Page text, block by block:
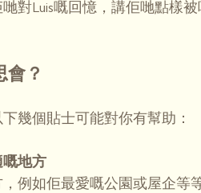
對Luis嘅回憶，講佢哋點樣
會？
幾個貼士可能對你有幫助：
嘅地方
例如佢最愛嘅公園或屋企等